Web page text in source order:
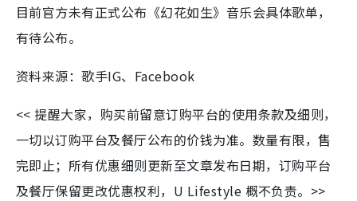
目前官方未有正式公布《幻花如生》音乐会具体歌单，
有待公布。
资料来源：歌手IG、Facebook
<< 提醒大家，购买前留意订购平台的使用条款及细则，
一切以订购平台及餐厅公布的价钱为准。数量有限，售
完即止；所有优惠细则更新至文章发布日期，订购平台
及餐厅保留更改优惠权利，U Lifestyle 概不负责。>>